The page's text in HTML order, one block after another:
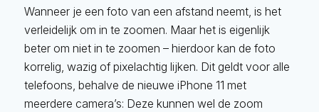
Wanneer je een foto van een afstand neemt, is het
verleidelijk om in te zoomen. Maar het is eigenlijk
beter om niet in te zoomen – hierdoor kan de foto
korrelig, wazig of pixelachtig lijken. Dit geldt voor alle
telefoons, behalve de nieuwe iPhone 11 met
meerdere camera’s: Deze kunnen wel de zoom